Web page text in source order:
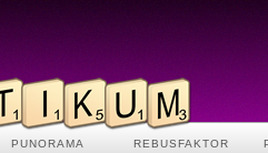
PUNORAMA REBUSFAKTOR